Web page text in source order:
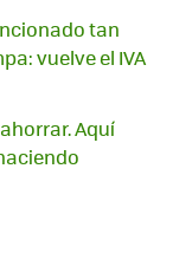
tan
vuelve el IVA
Aquí